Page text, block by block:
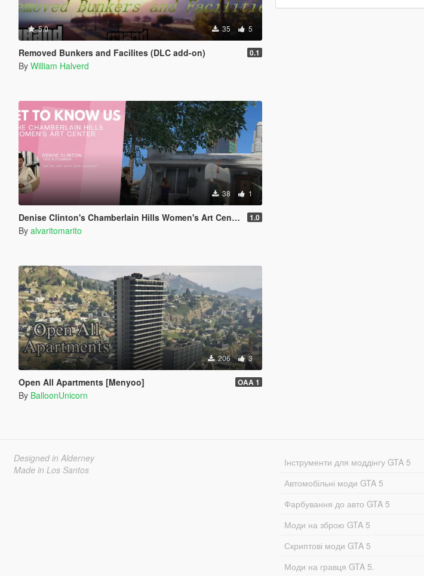
5.0 35 5
Removed Bunkers and Facilites (DLC add-on) 0.1
By William Halverd
38 1
Denise Clinton's Chamberlain Hills Women's Art Center 1.0
By alvaritomarito
206 3
Open All Apartments [Menyoo] OAA 1
By BalloonUnicorn
Designed in Alderney
Made in Los Santos
Інструменти для моддінгу GTA 5
Автомобільні моди GTA 5
Фарбування до авто GTA 5
Моди на зброю GTA 5
Скриптові моди GTA 5
Моди на гравця GTA 5.